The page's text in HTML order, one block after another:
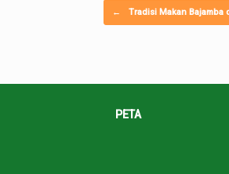
Post navigation
← Tradisi Makan Bajamba
PETA